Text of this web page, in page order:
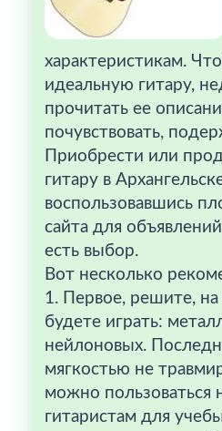
характеристикам.
идеальную гитару,
прочитать ее
почувствовать,
Приобрести или
гитару в
воспользовавшись
сайта для
есть выбор.
Вот несколько
1. Первое, решите, на
будете играть:
нейлоновых.
мягкостью не
можно
гитаристам для